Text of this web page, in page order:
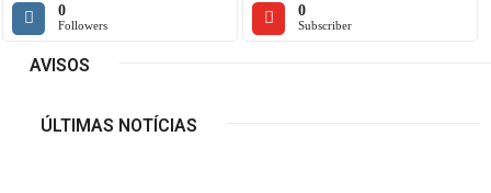
0
Followers
0
Subscriber
AVISOS
ÚLTIMAS NOTÍCIAS